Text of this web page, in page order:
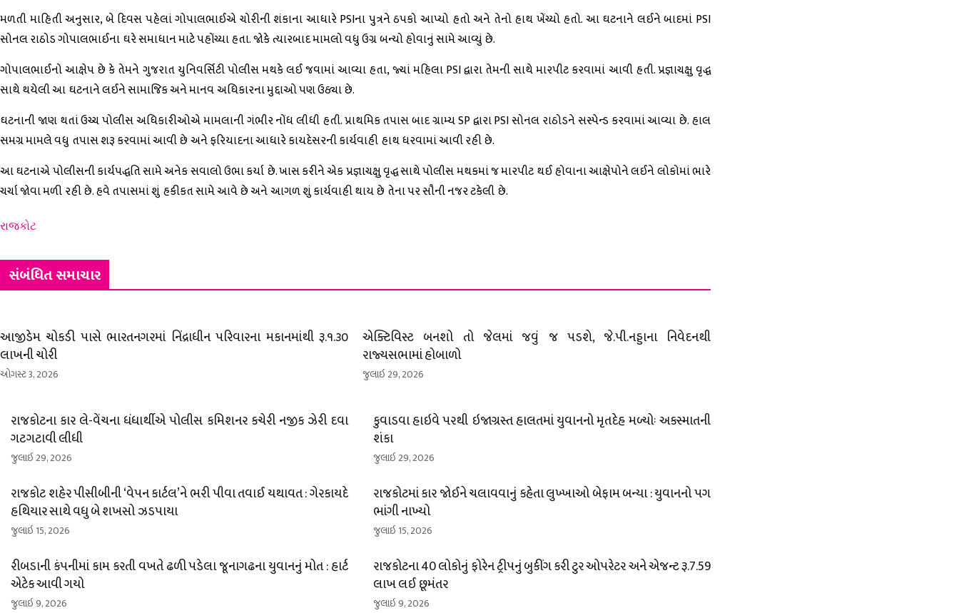
મળતી માહિતી અનુસાર, બે દિવસ પહેલાં ગોપાલભાઈએ ચોરીની શંકાના આધારે PSIના પુત્રને ઠપકો આપ્યો હતો અને તેનો હાથ ખેંચ્યો હતો. આ ઘટનાને લઈને બાદમાં PSI
સોનલ રાઠોડ ગોપાલભાઈના ઘરે સમાધાન માટે પહોંચ્યા હતા. જોકે ત્યારબાદ મામલો વધુ ઉગ્ર બન્યો હોવાનું સામે આવ્યું છે.
ગોપાલભાઈનો આક્ષેપ છે કે તેમને ગુજરાત યુનિવર્સિટી પોલીસ મથકે લઈ જવામાં આવ્યા હતા, જ્યાં મહિલા PSI દ્વારા તેમની સાથે મારપીટ કરવામાં આવી હતી. પ્રજ્ઞાચક્ષુ વૃદ્ધ
સાથે થયેલી આ ઘટનાને લઈને સામાજિક અને માનવ અધિકારના મુદ્દાઓ પણ ઉઠ્યા છે.
ઘટનાની જાણ થતાં ઉચ્ચ પોલીસ અધિકારીઓએ મામલાની ગંભીર નોંધ લીધી હતી. પ્રાથમિક તપાસ બાદ ગ્રામ્ય SP દ્વારા PSI સોનલ રાઠોડને સસ્પેન્ડ કરવામાં આવ્યા છે. હાલ
સમગ્ર મામલે વધુ તપાસ શરૂ કરવામાં આવી છે અને ફરિયાદના આધારે કાયદેસરની કાર્યવાહી હાથ ધરવામાં આવી રહી છે.
આ ઘટનાએ પોલીસની કાર્યપદ્ધતિ સામે અનેક સવાલો ઉભા કર્યા છે. ખાસ કરીને એક પ્રજ્ઞાચક્ષુ વૃદ્ધ સાથે પોલીસ મથકમાં જ મારપીટ થઈ હોવાના આક્ષેપોને લઈને લોકોમાં ભારે
ચર્ચા જોવા મળી રહી છે. હવે તપાસમાં શું હકીકત સામે આવે છે અને આગળ શું કાર્યવાહી થાય છે તેના પર સૌની નજર ટકેલી છે.
રાજકોટ
સંબંધિત સમાચાર
આજીડેમ ચોકડી પાસે ભારતનગરમાં નિંદ્રાધીન પરિવારના મકાનમાંથી રૂ.૧.૩૦
લાખની ચોરી
ઓગસ્ટ 3, 2026
એક્ટિવિસ્ટ બનશો તો જેલમાં જવું જ પડશે, જે.પી.નડ્ડાના નિવેદનથી
રાજ્યસભામાં હોબાળો
જુલાઇ 29, 2026
રાજકોટના કાર લે-વેંચના ધંધાર્થીએ પોલીસ કમિશનર કચેરી નજીક ઝેરી દવા
ગટગટાવી લીધી
જુલાઇ 29, 2026
કુવાડવા હાઇવે પરથી ઇજાગ્રસ્ત હાલતમાં યુવાનનો મૃતદેહ મળ્યોઃ અકસ્માતની
શંકા
જુલાઇ 29, 2026
રાજકોટ શહેર પીસીબીની ‘વેપન કાર્ટલ’ને ભરી પીવા તવાઈ યથાવત : ગેરકાયદે
હથિયાર સાથે વધુ બે શખસો ઝડપાયા
જુલાઇ 15, 2026
રાજકોટમાં કાર જોઈને ચલાવવાનું કહેતા લુખ્ખાઓ બેફામ બન્યા : યુવાનનો પગ
ભાંગી નાખ્યો
જુલાઇ 15, 2026
રીબડાની કંપનીમાં કામ કરતી વખતે ઢળી પડેલા જૂનાગઢના યુવાનનું મોત : હાર્ટ
એટેક આવી ગયો
જુલાઇ 9, 2026
રાજકોટના 40 લોકોનું ફોરેન ટ્રીપનું બુકીંગ કરી ટુર ઓપરેટર અને એજન્ટ રૂ.7.59
લાખ લઈ છૂમંતર
જુલાઇ 9, 2026